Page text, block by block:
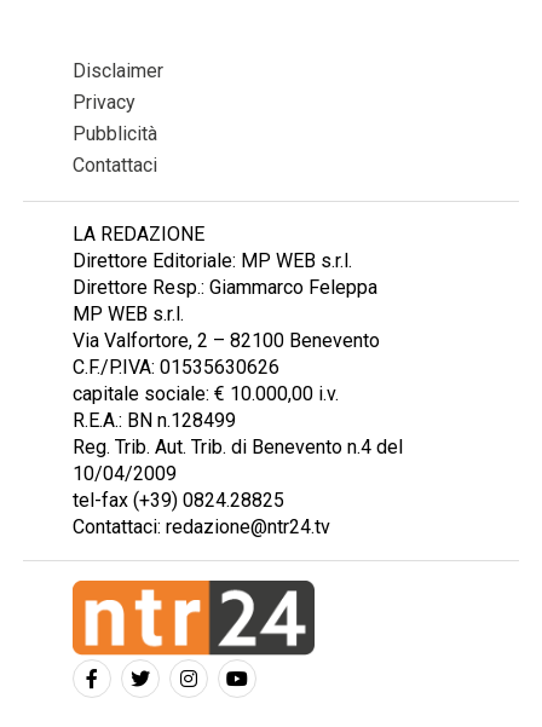
Disclaimer
Privacy
Pubblicità
Contattaci
LA REDAZIONE
Direttore Editoriale: MP WEB s.r.l.
Direttore Resp.: Giammarco Feleppa
MP WEB s.r.l.
Via Valfortore, 2 – 82100 Benevento
C.F./P.IVA: 01535630626
capitale sociale: € 10.000,00 i.v.
R.E.A.: BN n.128499
Reg. Trib. Aut. Trib. di Benevento n.4 del
10/04/2009
tel-fax (+39) 0824.28825
Contattaci: redazione@ntr24.tv